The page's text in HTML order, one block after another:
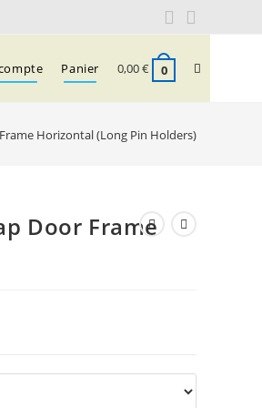
Panier 0,00€ 0 Toggle
website
Horizontal (Long Pin Holders)
Door Frame